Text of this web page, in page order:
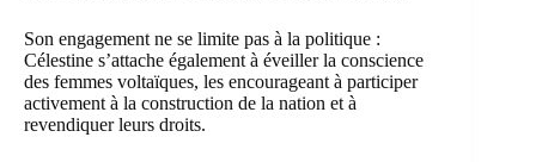
Son engagement ne se limite pas à la politique :
Célestine s’attache également à éveiller la conscience
des femmes voltaïques, les encourageant à participer
activement à la construction de la nation et à
revendiquer leurs droits.